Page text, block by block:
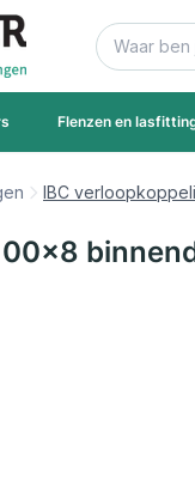
Zoek
Flenzen en
IBC